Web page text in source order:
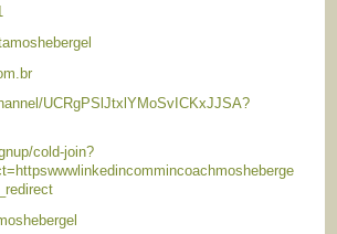
UCRgPSlJtxlYMoSvICKxJJSA?
cold-join?